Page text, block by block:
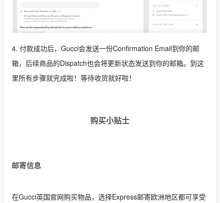
4. 付款成功后，Gucci会发送一份Confirmation Email到你的邮
箱，后续商品的Dispatch也会将更新状态发送到你的邮箱。到这
里所有步骤就完成啦！等待收货就好啦！
购买小贴士
邮寄信息
在Gucci英国官网购买物品，选择Express邮寄欧洲地区都可享受